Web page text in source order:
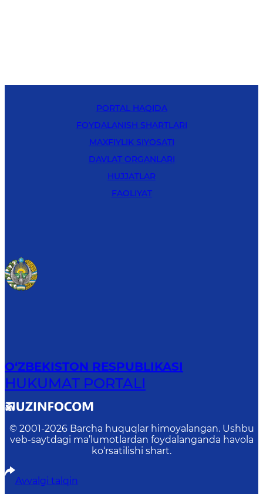
PORTAL HAQIDA
FOYDALANISH SHARTLARI
MAXFIYLIK SIYOSATI
DAVLAT ORGANLARI
HUJJATLAR
FAOLIYAT
O‘ZBEKISTON RESPUBLIKASI
HUKUMAT PORTALI
© 2001-2026 Barcha huquqlar himoyalangan. Ushbu
veb-saytdagi ma’lumotlardan foydalanganda havola
ko‘rsatilishi shart.
Avvalgi talqin